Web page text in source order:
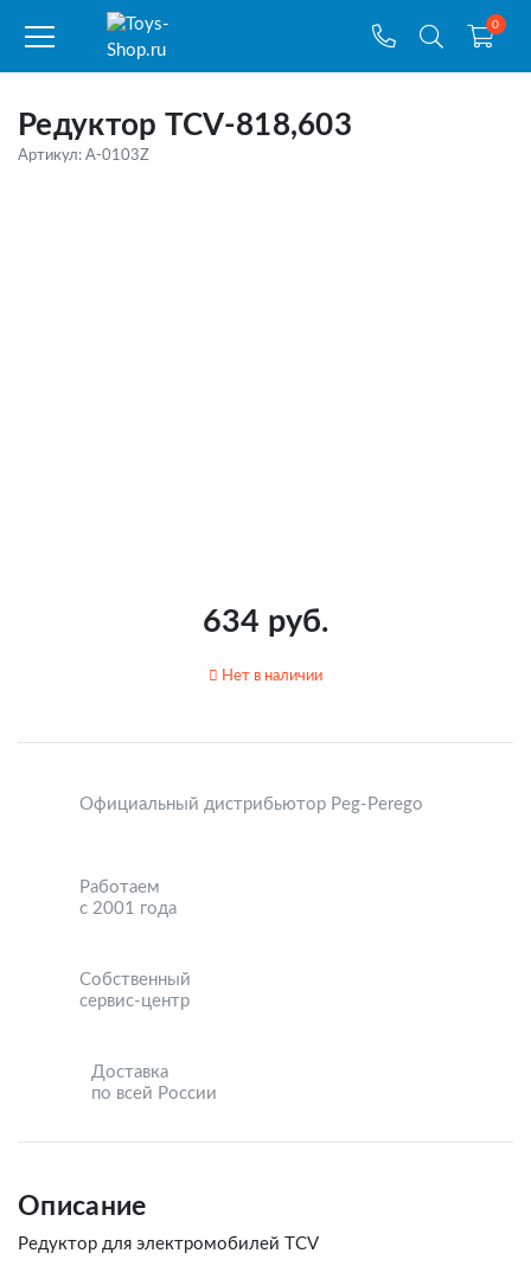
0
Редуктор TCV-818,603
Артикул: A-0103Z
634 руб.
Нет в наличии
Официальный дистрибьютор Peg-Perego
Работаем
с 2001 года
Собственный
сервис-центр
Доставка
по всей России
Описание
Редуктор для электромобилей TCV